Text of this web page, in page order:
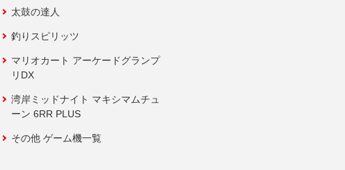
太鼓の達人
釣りスピリッツ
マリオカート アーケードグランプ
リDX
湾岸ミッドナイト マキシマムチュ
ーン 6RR PLUS
その他 ゲーム機一覧